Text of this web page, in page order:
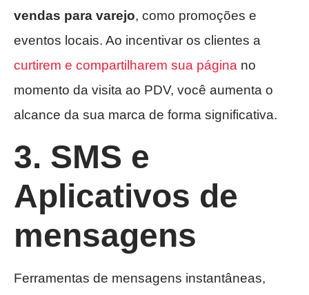
vendas para varejo, como promoções e
eventos locais. Ao incentivar os clientes a
curtirem e compartilharem sua página no
momento da visita ao PDV, você aumenta o
alcance da sua marca de forma significativa.
3. SMS e
Aplicativos de
mensagens
Ferramentas de mensagens instantâneas,